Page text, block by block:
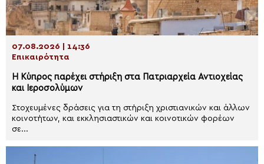
07.08.2026 | 14:36
Επικαιρότητα
Η Κύπρος παρέχει στήριξη στα Πατριαρχεία Αντιοχείας
και Ιεροσολύμων
Στοχευμένες δράσεις για τη στήριξη χριστιανικών και άλλων
κοινοτήτων, και εκκλησιαστικών και κοινοτικών φορέων
σε...